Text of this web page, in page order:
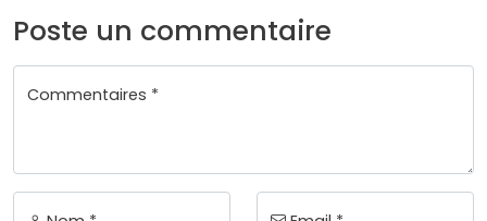
Poste un commentaire
Commentaires *